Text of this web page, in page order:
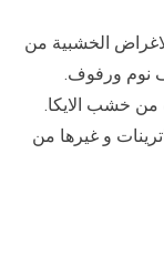
الخشبية من
نوم ورفوف.
خشب الايكا.
و غيرها من